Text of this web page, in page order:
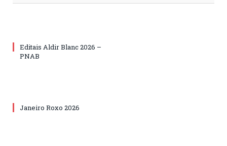
Editais Aldir Blanc 2026 –
PNAB
Janeiro Roxo 2026